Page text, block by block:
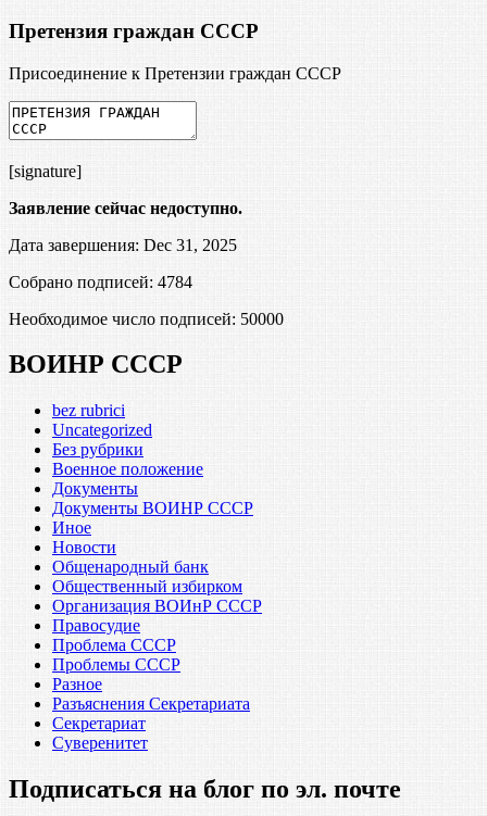
Претензия граждан СССР
Присоединение к Претензии граждан СССР
[signature]
Заявление сейчас недоступно.
Дата завершения: Dec 31, 2025
Собрано подписей: 4784
Необходимое число подписей: 50000
ВОИНР СССР
bez rubrici
Uncategorized
Без рубрики
Военное положение
Документы
Документы ВОИНР СССР
Иное
Новости
Общенародный банк
Общественный избирком
Организация ВОИнР СССР
Правосудие
Проблема СССР
Проблемы СССР
Разное
Разъяснения Секретариата
Секретариат
Суверенитет
Подписаться на блог по эл. почте